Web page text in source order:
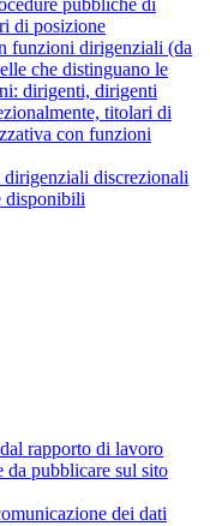
pubbliche di
di posizione
funzioni dirigenziali (da
che distinguano le
dirigenti, dirigenti
titolari di
con funzioni
discrezionali
disponibili
rapporto di lavoro
da pubblicare sul sito
dei dati